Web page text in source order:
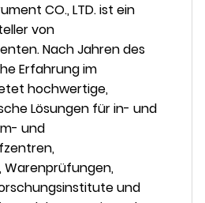
CO., LTD. ist ein
von
Nach Jahren des
Erfahrung im
hochwertige,
Lösungen für in- und
und
und